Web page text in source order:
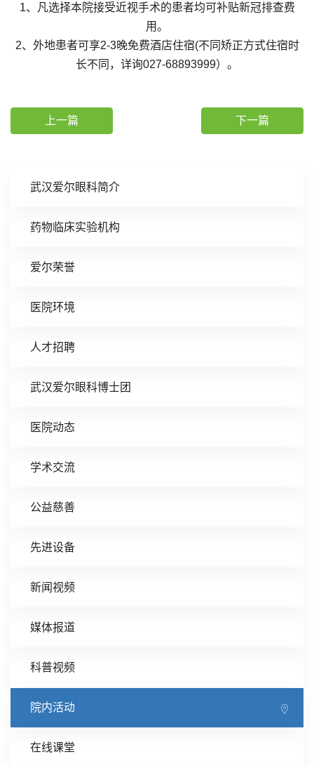
武汉爱尔眼科简介
药物临床实验机构
爱尔荣誉
医院环境
人才招聘
武汉爱尔眼科博士团
医院动态
学术交流
公益慈善
先进设备
新闻视频
媒体报道
科普视频
院内活动
在线课堂
1、凡选择本院接受近视手术的患者均可补贴新冠排查费
用。
2、外地患者可享2-3晚免费酒店住宿(不同矫正方式住宿时
长不同，详询027-68893999）。
上一篇 下一篇